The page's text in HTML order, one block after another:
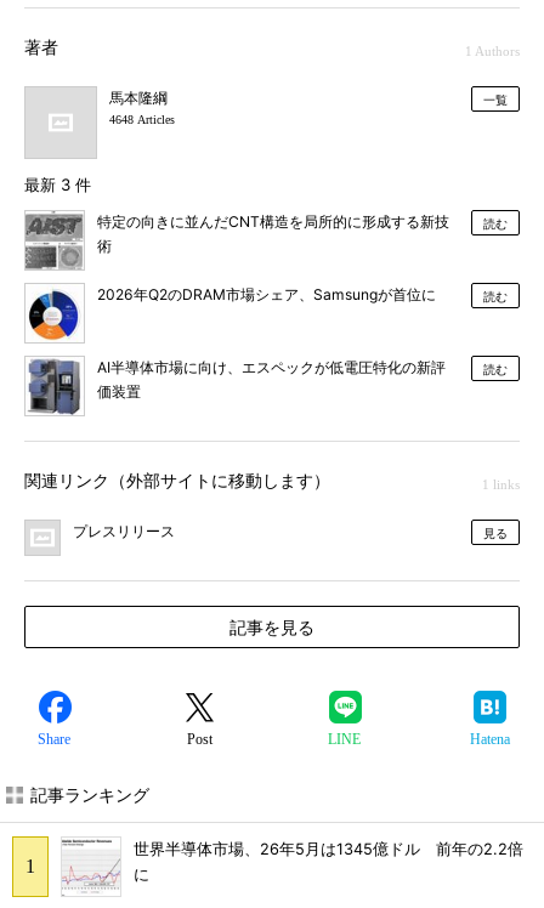
著者 1 Authors
馬本隆綱
4648 Articles
一覧
最新 3 件
特定の向きに並んだCNT構造を局所的に形成する新技
術
読む
2026年Q2のDRAM市場シェア、Samsungが首位に 読む
AI半導体市場に向け、エスペックが低電圧特化の新評
価装置
読む
関連リンク（外部サイトに移動します） 1 links
プレスリリース 見る
記事を見る
Share Post LINE Hatena
記事ランキング
世界半導体市場、26年5月は1345億ドル 前年の2.2倍
に